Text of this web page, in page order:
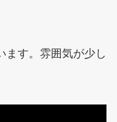
ます。雰囲気が少し